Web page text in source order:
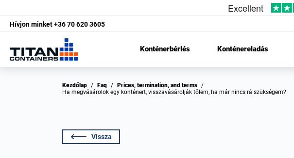
Hívjon minket+36 70 620 3605
Konténerbérlés Konténereladás
Kezdőlap / Faq / Prices, termination, and terms /
Ha megvásárolok egy konténert, visszavásárolják tőlem, ha már nincs rá szükségem?
Vissza